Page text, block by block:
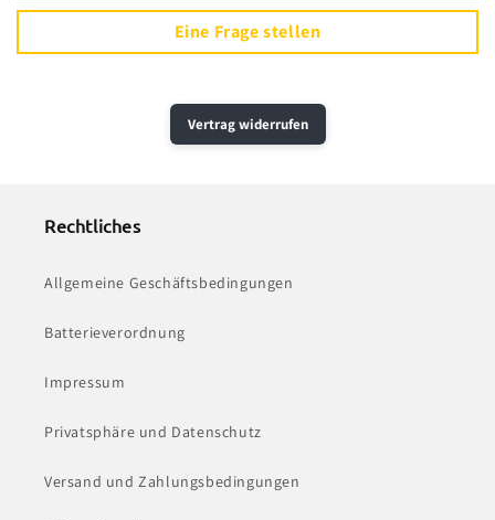
Eine Frage stellen
Vertrag widerrufen
Rechtliches
Allgemeine Geschäftsbedingungen
Batterieverordnung
Impressum
Privatsphäre und Datenschutz
Versand und Zahlungsbedingungen